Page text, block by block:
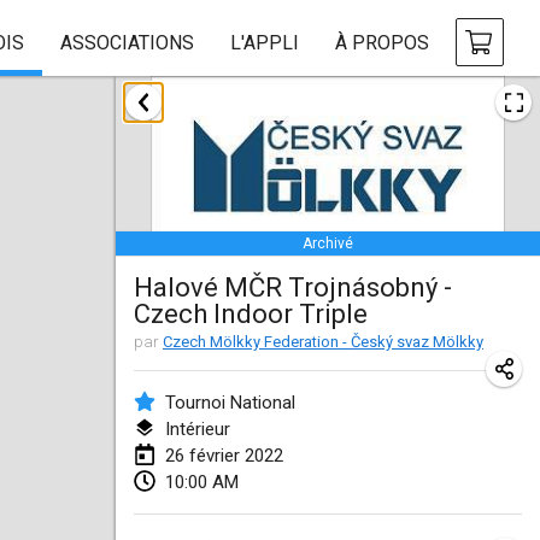
ASSOCIATIONS L'APPLI À PROPOS
Archivé
Halové MČR Trojnásobný -
Czech Indoor Triple
par Czech Mölkky Federation - Český svaz Mölkky
Tournoi National
Intérieur
26 février 2022
10:00 AM
janvier 2022
ANNULÉ
Tournoi Mixte ASPTTOM
22 janv. 2022 France
KKS Halli Duppeli
22 janv. 2022 |Finlande
Mölkky Tournament - Doubles
22 janv. 2022|Japon
Suomelan Mölkky-open
22 janv. 2022
The Mölkky Tournament 2nd